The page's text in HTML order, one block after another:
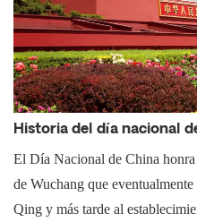
Historia del día nacional
El Día Nacional de China
de Wuchang que
Qing y más tarde al